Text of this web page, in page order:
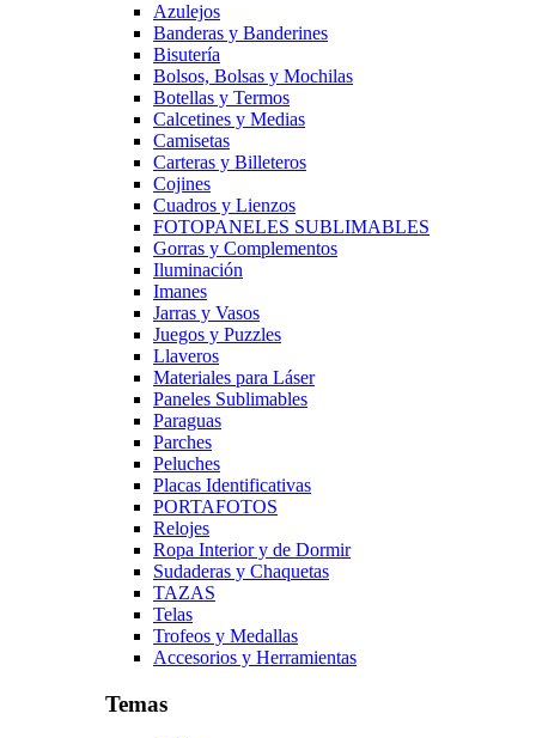
Azulejos
Banderas y Banderines
Bisutería
Bolsos, Bolsas y Mochilas
Botellas y Termos
Calcetines y Medias
Camisetas
Carteras y Billeteros
Cojines
Cuadros y Lienzos
FOTOPANELES SUBLIMABLES
Gorras y Complementos
Iluminación
Imanes
Jarras y Vasos
Juegos y Puzzles
Llaveros
Materiales para Láser
Paneles Sublimables
Paraguas
Parches
Peluches
Placas Identificativas
PORTAFOTOS
Relojes
Ropa Interior y de Dormir
Sudaderas y Chaquetas
TAZAS
Telas
Trofeos y Medallas
Accesorios y Herramientas
Temas